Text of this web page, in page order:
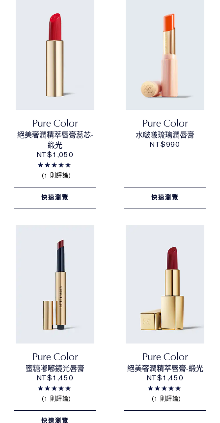
Pure Color
絕美奢潤精萃唇膏蕊芯-
緞光
NT$1,050
1 則評論
快速瀏覽
Pure Color
水啵啵琉璃潤唇膏
NT$990
快速瀏覽
Pure Color
蜜糖嘟嘟鏡光唇膏
NT$1,450
1 則評論
快速瀏覽
Pure Color
絕美奢潤精萃唇膏-緞光
NT$1,450
1 則評論